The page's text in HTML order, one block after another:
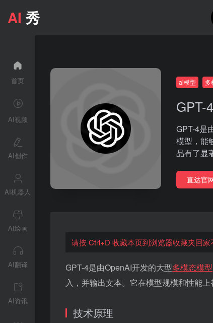
AI 秀
首页
AI视频
AI创作
AI机器人
AI绘画
AI翻译
AI资讯
ai模型 多
GPT-4
GPT-4是
模型，能
品有了显
直达官
请按 Ctrl+D 收藏本页到浏览器收藏夹回家
GPT-4是由OpenAI开发的大型多模态模型
入，并输出文本。它在模型规模和性能上
技术原理